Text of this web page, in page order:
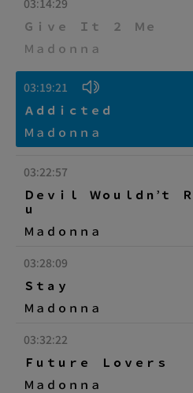
Ｇｉｖｅ Ｉｔ ２ Ｍｅ
Ｍａｄｏｎｎａ
03:19:21
Ａｄｄｉｃｔｅｄ
Ｍａｄｏｎｎａ
03:22:57
Ｄｅｖｉｌ Ｗｏｕｌｄｎ’ｔ
ｕ
Ｍａｄｏｎｎａ
03:28:09
Ｓｔａｙ
Ｍａｄｏｎｎａ
03:32:22
Ｆｕｔｕｒｅ Ｌｏｖｅｒｓ
Ｍａｄｏｎｎａ